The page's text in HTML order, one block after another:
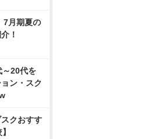
7月期夏の
！
～20代を
ン・スク
クおすす